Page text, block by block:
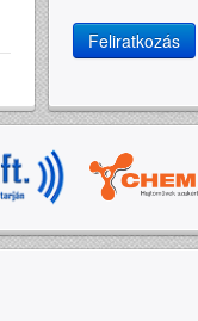
Feliratkozás